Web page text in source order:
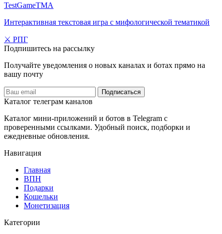
TestGameTMA
Интерактивная текстовая игра с мифологической тематикой
⚔️ РПГ
Подпишитесь на рассылку
Получайте уведомления о новых каналах и ботаx прямо на
вашу почту
Подписаться
Каталог телеграм каналов
Каталог мини-приложений и ботов в Telegram с
проверенными ссылками. Удобный поиск, подборки и
ежедневные обновления.
Навигация
Главная
️ВПН
Подарки
Кошельки
Монетизация
Категории